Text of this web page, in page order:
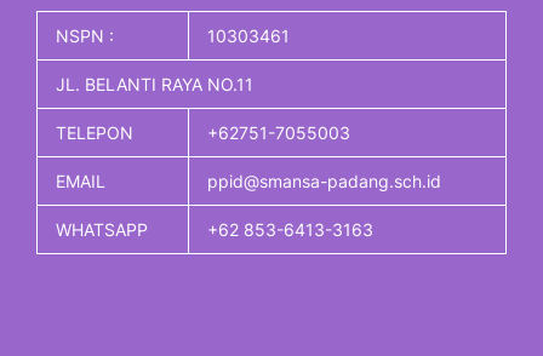
NSPN : 10303461
JL. BELANTI RAYA NO.11
TELEPON +62751-7055003
EMAIL ppid@smansa-padang.sch.id
WHATSAPP +62 853-6413-3163